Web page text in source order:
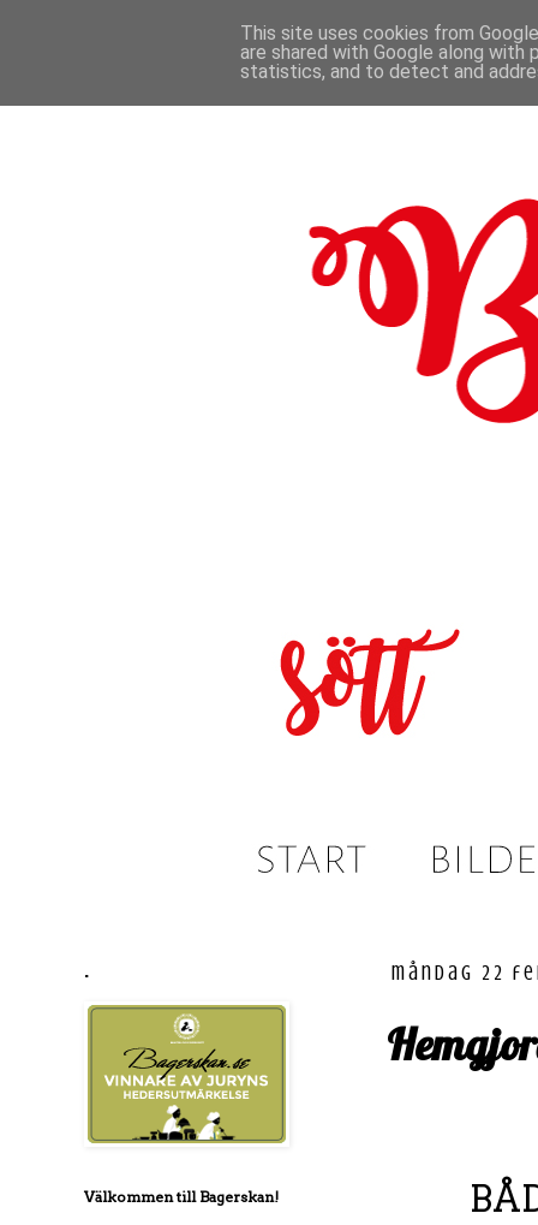
måndag 22
.
Välkommen till Bagerskan!
This site uses cookies from
are shared with Google along
statistics, and to detect and